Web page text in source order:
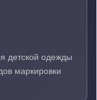
детской одежды
маркировки